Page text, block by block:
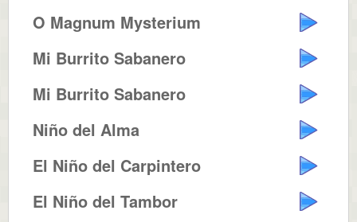
O Magnum Mysterium
Mi Burrito Sabanero
Mi Burrito Sabanero
Niño del Alma
El Niño del Carpintero
El Niño del Tambor